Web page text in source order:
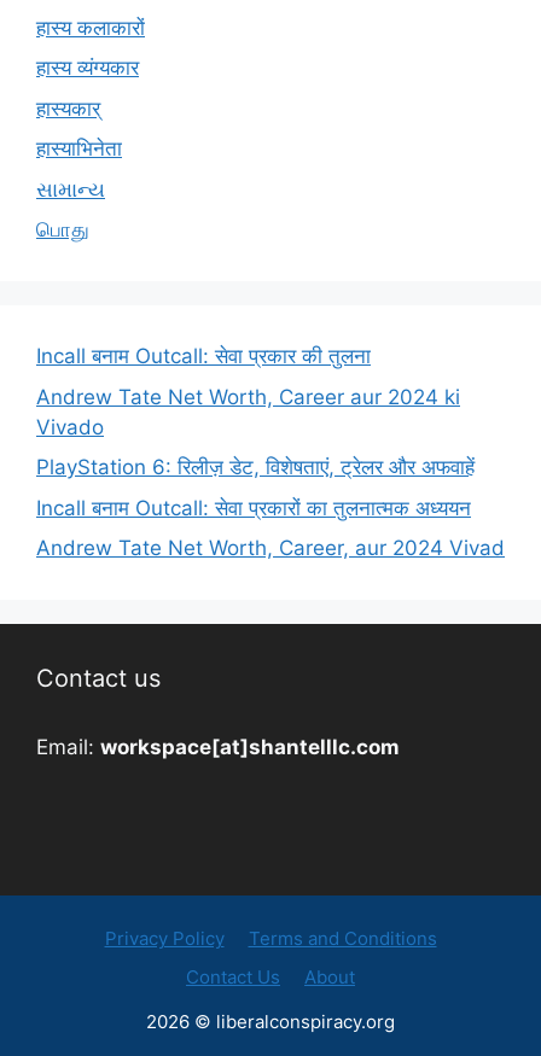
हास्य कलाकारों
हास्य व्यंग्यकार
हास्यकार्
हास्याभिनेता
સામાન્ય
பொது
Incall बनाम Outcall: सेवा प्रकार की तुलना
Andrew Tate Net Worth, Career aur 2024 ki
Vivado
PlayStation 6: रिलीज़ डेट, विशेषताएं, ट्रेलर और अफवाहें
Incall बनाम Outcall: सेवा प्रकारों का तुलनात्मक अध्ययन
Andrew Tate Net Worth, Career, aur 2024 Vivad
Contact us
Email: workspace[at]shantelllc.com
Privacy Policy
Terms and Conditions
Contact Us
About
2026 © liberalconspiracy.org